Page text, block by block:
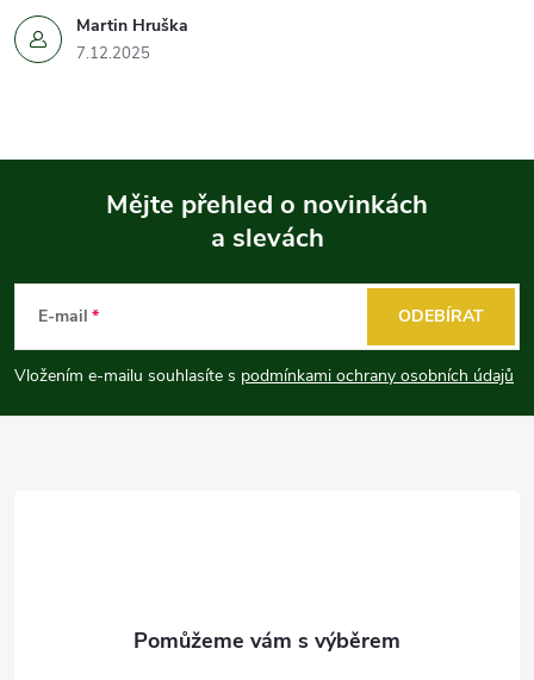
Martin Hruška
7.12.2025
p
a
Mějte přehled o novinkách
a slevách
E-mail
Vložením e-mailu souhlasíte s podmínkami ochrany osobních údajů
ODEBÍRAT